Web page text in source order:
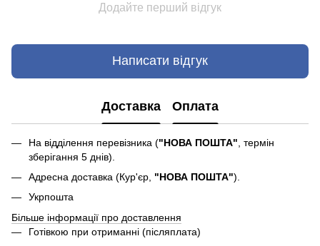
Додайте перший відгук
Написати відгук
Доставка Оплата
На відділення перевізника ("НОВА ПОШТА" , термін
зберігання 5 днів).
Адресна доставка (Кур'єр, "НОВА ПОШТА").
Укрпошта
Більше інформації про доставлення
Готівкою при отриманні (післяплата)